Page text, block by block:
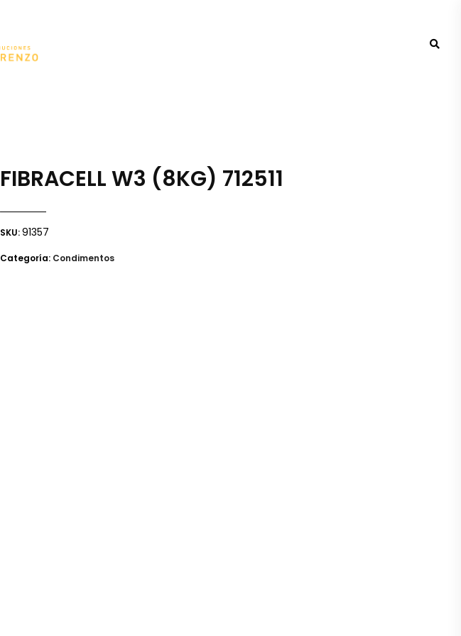
FIBRACELL W3 (8KG) 712511
SKU:91357
Categoría: Condimentos